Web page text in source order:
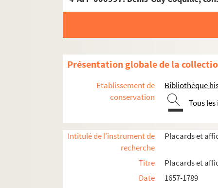
Présentation globale de la
Etablissement de
conservation
Bibliothèque
Tous
Intitulé de l'instrument de
recherche
Placards et
Titre
Placards et
Date
1657-1789
Placards mortuaires
Paris
2earrondissement
e
5earrondissement
Abbaye Sainte-Geneviève
Abbaye de Saint-Victor
Église Notre-Dame-du-Val-de-